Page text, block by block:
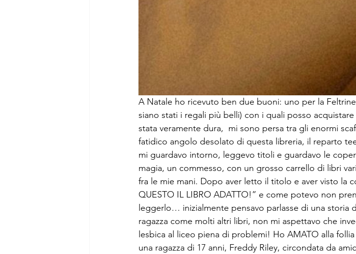
A Natale ho ricevuto ben due buoni: uno per la
siano stati i regali più belli) con i quali posso
stata veramente dura,  mi sono persa tra gli enormi
fatidico angolo desolato di questa libreria, il reparto
mi guardavo intorno, leggevo titoli e guardavo le
magia, un commesso, con un grosso carrello di libri
fra le mie mani. Dopo aver letto il titolo e aver visto la
QUESTO IL LIBRO ADATTO!” e come potevo non
leggerlo… inizialmente pensavo parlasse di una storia
ragazza come molti altri libri, non mi aspettavo che
lesbica al liceo piena di problemi! Ho AMATO alla
una ragazza di 17 anni, Freddy Riley, circondata da